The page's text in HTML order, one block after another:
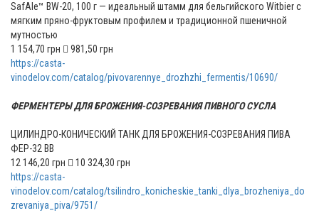
SafAle™ BW-20, 100 г — идеальный штамм для бельгийского Witbier с
мягким пряно-фруктовым профилем и традиционной пшеничной
мутностью
1 154,70 грн  981,50 грн
https://casta-
vinodelov.com/catalog/pivovarennye_drozhzhi_fermentis/10690/
ФЕРМЕНТЕРЫ ДЛЯ БРОЖЕНИЯ-СОЗРЕВАНИЯ ПИВНОГО СУСЛА
ЦИЛИНДРО-КОНИЧЕСКИЙ ТАНК ДЛЯ БРОЖЕНИЯ-СОЗРЕВАНИЯ ПИВА
ФЕР-32 ВВ
12 146,20 грн  10 324,30 грн
https://casta-
vinodelov.com/catalog/tsilindro_konicheskie_tanki_dlya_brozheniya_do
zrevaniya_piva/9751/